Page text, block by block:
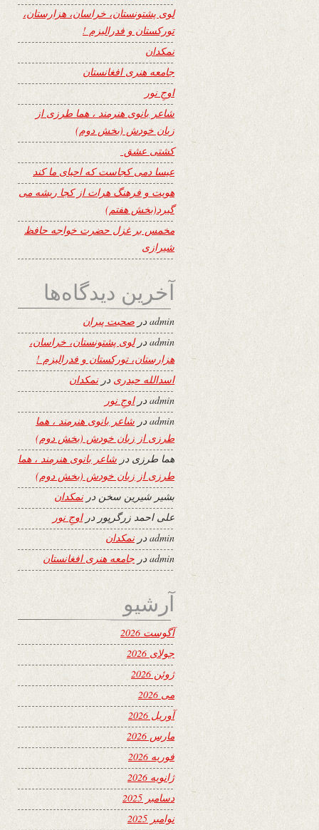
لوی پشتونستان، خراسان، هزارستان،
تورکستان و فدرالیزم !
نمکدان
جامعه هنری افغانستان
اوجِ نور
شاعر بانوی هنرمند ، هما طرزی از
زبان خودش (بخش دوم)
کشتی عشق
عیسا دمی کجاست که احیای ما کند
هویت و فرهنگ هرات از کجا ریشه می
گیرد(بخش هفتم)
مخمس بر غزل حضرت خواجه حافظ
شیرازی
آخرین دیدگاه‌ها
adminدر صحبت پیران
admin درلوی پشتونستان، خراسان،
هزارستان، تورکستان و فدرالیزم !
اسدالله حیدری درنمکدان
adminدراوجِ نور
adminدر شاعر بانوی هنرمند ، هما
طرزی از زبان خودش (بخش دوم)
هما طرزی در شاعر بانوی هنرمند ، هما
طرزی از زبان خودش (بخش دوم)
بشیر شیرین سخن درنمکدان
علی احمد زرگرپور دراوجِ نور
adminدرنمکدان
admin در جامعه هنری افغانستان
آرشیو
آگوست 2026
جولای 2026
ژوئن 2026
می 2026
آوریل 2026
مارس 2026
فوریه 2026
ژانویه 2026
دسامبر 2025
نوامبر 2025